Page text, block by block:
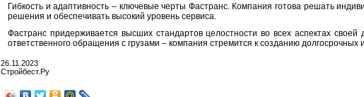
Гибкость и адаптивность – ключевые черты Фастранс. Компания готова решать
решения и обеспечивать высокий уровень сервиса.
Фастранс придерживается высших стандартов целостности во всех аспектах
ответственного обращения с грузами – компания стремится к созданию
26.11.2023
Стройбест.Ру